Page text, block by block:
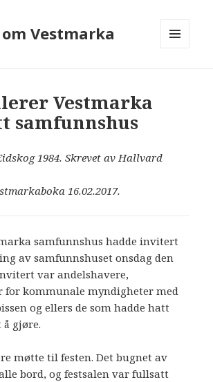
Vestmarka
Vestmarka
samfunnshus
1984. Skrevet av Hallvard
16.02.2017.
samfunnshus hadde invitert
av samfunnshuset onsdag den
var andelshavere,
for kommunale myndigheter med
og ellers de som hadde hatt
å gjøre.
møtte til festen. Det bugnet av
bord, og festsalen var fullsatt